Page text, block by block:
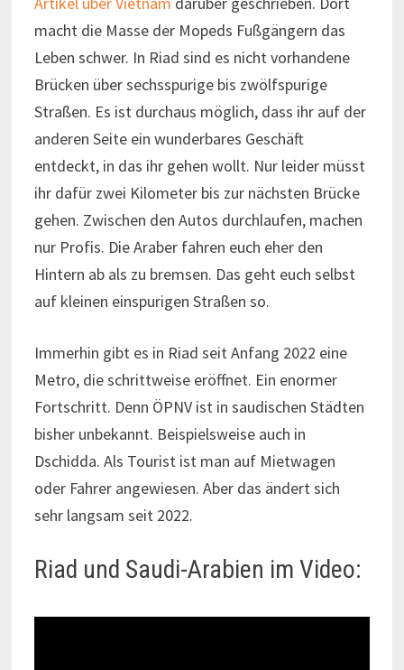
macht die Masse der Mopeds Fußgängern das
Leben schwer. In Riad sind es nicht vorhandene
Brücken über sechsspurige bis zwölfspurige
Straßen. Es ist durchaus möglich, dass ihr auf der
anderen Seite ein wunderbares Geschäft
entdeckt, in das ihr gehen wollt. Nur leider müsst
ihr dafür zwei Kilometer bis zur nächsten Brücke
gehen. Zwischen den Autos durchlaufen, machen
nur Profis. Die Araber fahren euch eher den
Hintern ab als zu bremsen. Das geht euch selbst
auf kleinen einspurigen Straßen so.
Immerhin gibt es in Riad seit Anfang 2022 eine
Metro, die schrittweise eröffnet. Ein enormer
Fortschritt. Denn ÖPNV ist in saudischen Städten
bisher unbekannt. Beispielsweise auch in
Dschidda. Als Tourist ist man auf Mietwagen
oder Fahrer angewiesen. Aber das ändert sich
sehr langsam seit 2022.
Riad und Saudi-Arabien im Video: